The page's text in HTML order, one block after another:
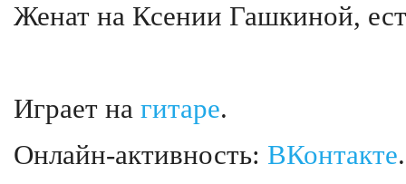
Женат на Ксении Гашкиной,
Играет на гитаре.
Онлайн-активность: ВКонтакте.